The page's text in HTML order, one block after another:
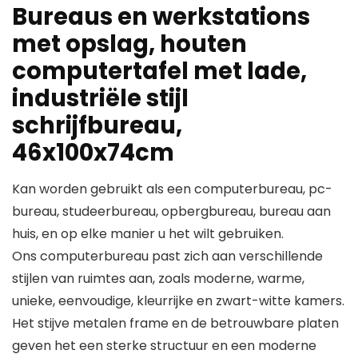
Bureaus en werkstations
met opslag, houten
computertafel met lade,
industriële stijl
schrijfbureau,
46x100x74cm
Kan worden gebruikt als een computerbureau, pc-
bureau, studeerbureau, opbergbureau, bureau aan
huis, en op elke manier u het wilt gebruiken.
Ons computerbureau past zich aan verschillende
stijlen van ruimtes aan, zoals moderne, warme,
unieke, eenvoudige, kleurrijke en zwart-witte kamers.
Het stijve metalen frame en de betrouwbare platen
geven het een sterke structuur en een moderne